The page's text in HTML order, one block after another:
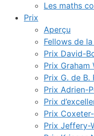
Les maths
Prix
Aperçu
Fellows de la
Prix David-
Prix Graham
Prix G. de B.
Prix Adrien-
Prix
Prix
Prix Jeffery-